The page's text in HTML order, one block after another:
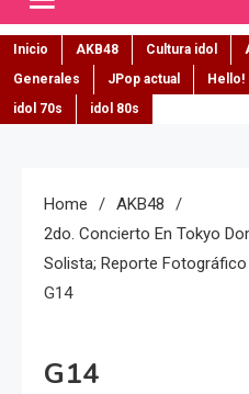
Inicio AKB48 Cultura idol
Generales
JPop actual Hello!
idol 70s
idol 80s
Home
AKB48
2do. Concierto En Tokyo
Solista; Reporte
G14
G14